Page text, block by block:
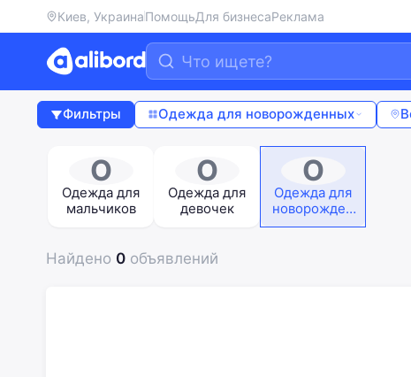
Киев, УкраинаПомощьДля бизнесаРеклама
Фильтры Одежда для новорожденных
О
Одежда для
мальчиков
О
Одежда для
девочек
О
Одежда для
новорожден
ных
Найдено 0 объявлений